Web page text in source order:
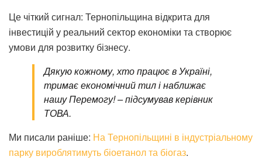
Це чіткий сигнал: Тернопільщина відкрита для
інвестицій у реальний сектор економіки та створює
умови для розвитку бізнесу.
Дякую кожному, хто працює в Україні,
тримає економічний тил і наближає
нашу Перемогу! – підсумував керівник
ТОВА.
Ми писали раніше: На Тернопільщині в індустріальному
парку вироблятимуть біоетанол та біогаз.